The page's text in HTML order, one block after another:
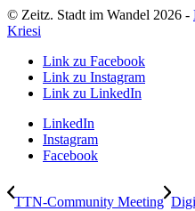
© Zeitz. Stadt im Wandel 2026 -
Kriesi
Link zu Facebook
Link zu Instagram
Link zu LinkedIn
LinkedIn
Instagram
Facebook
TTN-Community Meeting